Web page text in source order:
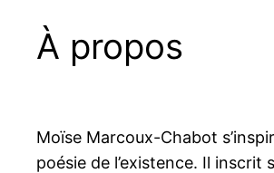
À propos
Moïse Marcoux-Chabot
poésie de l’existence. Il